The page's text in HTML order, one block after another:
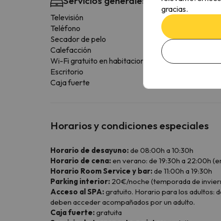
Televisión
Teléfono
Secador de pelo
Calefacción
Wi-Fi gratuito en habitaciones
Escritorio
Caja fuerte
Horarios y condiciones especiales
Horario de desayuno:de 08:00h a 10:30h
Horario de cena:en verano: de 19:30h a 22:00h
Horario Room Service y bar:de 11:00h a 19:30h
Parking interior: 20€/noche (temporada de
Acceso al SPA:gratuito. Horario para los adultos:
deben acceder acompañados por un adulto.
Caja fuerte:gratuita
gracias.